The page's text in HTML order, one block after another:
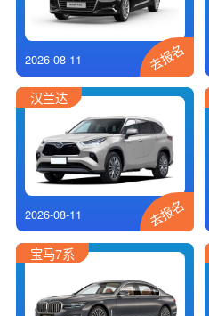
2026-08-11 去报名
汉兰达
2026-08-11 去报名
宝马7系